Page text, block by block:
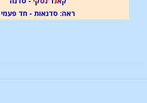
ראה: סדנאות - חד פעמי